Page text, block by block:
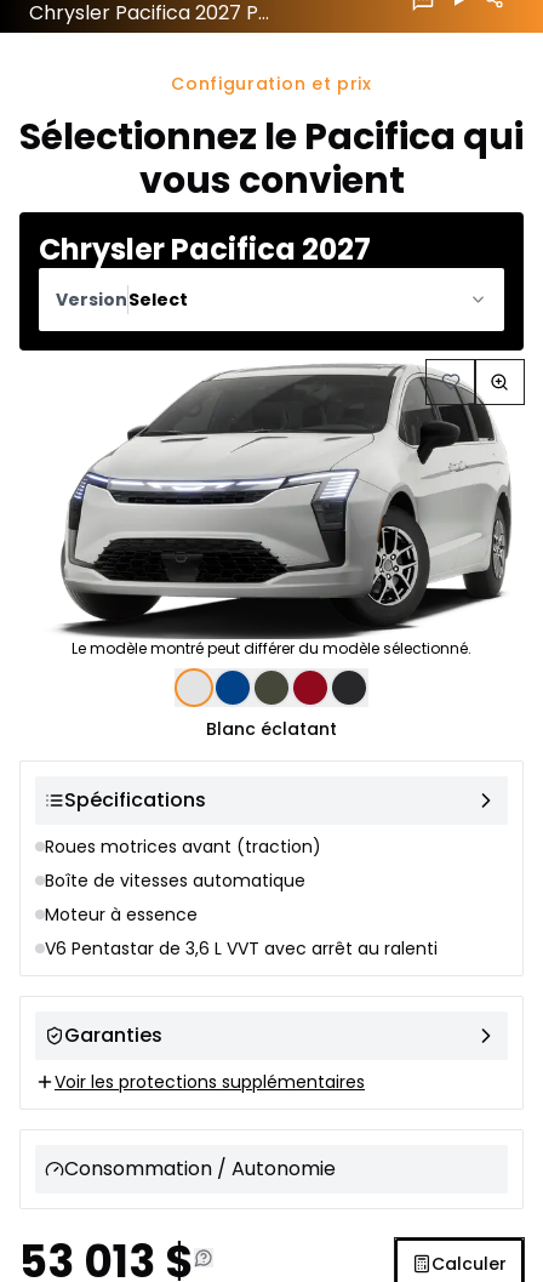
Chrysler Pacifica 2027 Précommande
Configuration et prix
Sélectionnez le Pacifica qui
vous convient
Chrysler Pacifica 2027
VersionSelect
Le modèle montré peut différer du modèle sélectionné.
Sélection de couleur
Blanc éclatant
Spécifications
Roues motrices avant (traction)
Boîte de vitesses automatique
Moteur à essence
V6 Pentastar de 3,6 L VVT avec arrêt au ralenti
Garanties
Voir les protections supplémentaires
Consommation / Autonomie
53 013 $ Calculer